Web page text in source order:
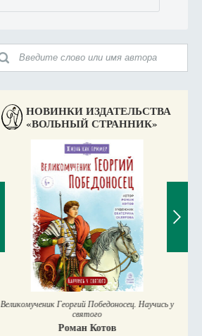
НОВИНКИ ИЗДАТЕЛЬСТВА
«ВОЛЬНЫЙ СТРАННИК»
Великомученик Георгий Победоносец. Научись у
святого
Роман Котов